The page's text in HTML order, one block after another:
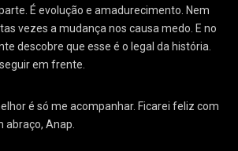
É evolução e amadurecimento. Nem
vezes a mudança nos causa medo. E no
descobre que esse é o legal da história.
em frente.
é só me acompanhar. Ficarei feliz com
abraço, Anap.